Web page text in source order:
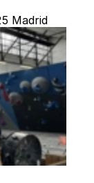
Madrid